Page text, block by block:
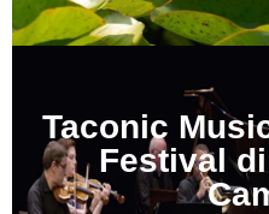
Taconic
Festival